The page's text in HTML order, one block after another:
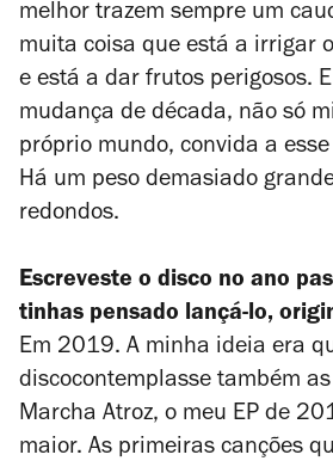
melhor trazem sempre um
muita coisa que está a irrigar
e está a dar frutos perigosos.
mudança de década, não só
próprio mundo, convida a
Há um peso demasiado
redondos.
Escreveste o disco no ano
tinhas pensado lançá-lo,
Em 2019. A minha ideia era
discocontemplasse também
Marcha Atroz, o meu EP de
maior. As primeiras canções